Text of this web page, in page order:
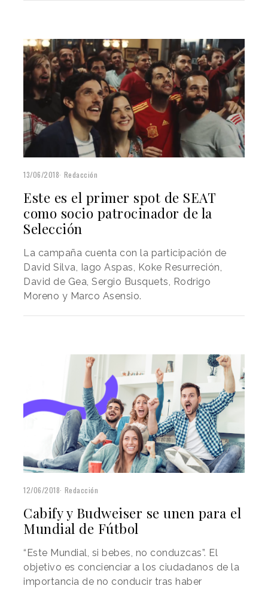
13/06/2018 Redacción
Este es el primer spot de SEAT
como socio patrocinador de la
Selección
La campaña cuenta con la participación de
David Silva, Iago Aspas, Koke Resurreción,
David de Gea, Sergio Busquets, Rodrigo
Moreno y Marco Asensio.
12/06/2018 Redacción
Cabify y Budweiser se unen para el
Mundial de Fútbol
“Este Mundial, si bebes, no conduzcas”. El
objetivo es concienciar a los ciudadanos de la
importancia de no conducir tras haber